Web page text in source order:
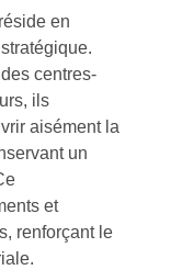
en
centres-
ils
aisément la
un
et
renforçant le